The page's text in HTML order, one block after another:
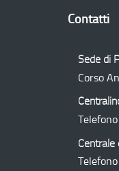
Contatti
Sede di
Corso
Telefono
Centrale
Telefono